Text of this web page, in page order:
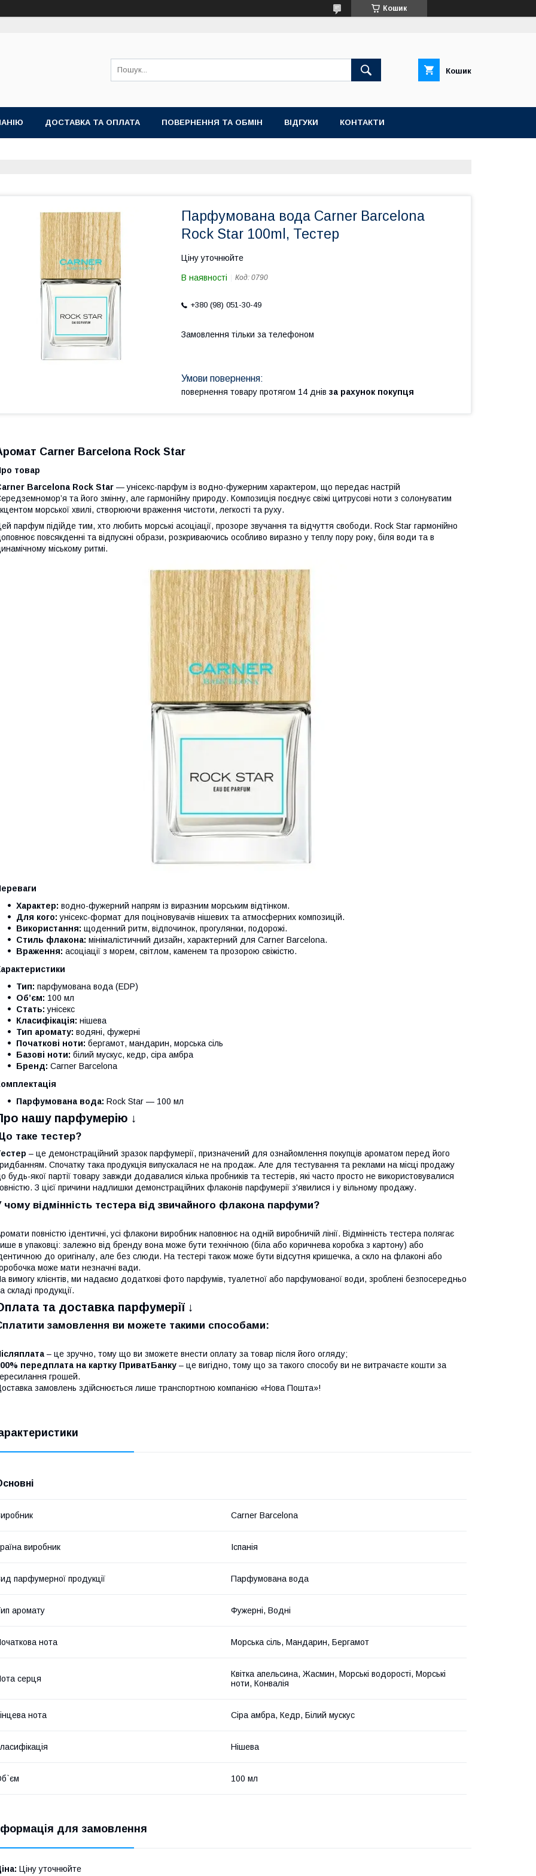
Кошик
Кошик
ДОСТАВКА ТА ОПЛАТА ПОВЕРНЕННЯ ТА ОБМІН ВІДГУКИ КОНТАКТИ
Парфумована вода Carner Barcelona
Rock Star 100ml, Тестер
Ціну уточнюйте
В наявності Код: 0790
+380 (98) 051-30-49
Замовлення тільки за телефоном
повернення товару протягом 14 днів за рахунок покупця
Carner Barcelona Rock Star
товар
Barcelona Rock Star — унісекс-парфум із водно-фужерним характером, що передає настрій
та його змінну, але гармонійну природу. Композиція поєднує свіжі цитрусові ноти з солонуватим
морської хвилі, створюючи враження чистоти, легкості та руху.
парфум підійде тим, хто любить морські асоціації, прозоре звучання та відчуття свободи. Rock Star гармонійно
повсякденні та відпускні образи, розкриваючись особливо виразно у теплу пору року, біля води та в
міському ритмі.
Характер: водно-фужерний напрям із виразним морським відтінком.
Для кого: унісекс-формат для поціновувачів нішевих та атмосферних композицій.
Використання: щоденний ритм, відпочинок, прогулянки, подорожі.
Стиль флакона: мінімалістичний дизайн, характерний для Carner Barcelona.
Враження: асоціації з морем, світлом, каменем та прозорою свіжістю.
Тип: парфумована вода (EDP)
Обʼєм: 100 мл
Стать: унісекс
Класифікація: нішева
Тип аромату: водяні, фужерні
Початкові ноти: бергамот, мандарин, морська сіль
Базові ноти: білий мускус, кедр, сіра амбра
Бренд: Carner Barcelona
Парфумована вода: Rock Star — 100 мл
нашу парфумерію ↓
таке тестер?
– це демонстраційний зразок парфумерії, призначений для ознайомлення покупців ароматом перед його
Спочатку така продукція випускалася не на продаж. Але для тестування та реклами на місці продажу
будь-якої партії товару завжди додавалися кілька пробників та тестерів, які часто просто не використовувалися
З цієї причини надлишки демонстраційних флаконів парфумерії з'явилися і у вільному продажу.
чому відмінність тестера від звичайного флакона парфуми?
повністю ідентичні, усі флакони виробник наповнює на одній виробничій лінії. Відмінність тестера полягає
в упаковці: залежно від бренду вона може бути технічною (біла або коричнева коробка з картону) або
до оригіналу, але без слюди. На тестері також може бути відсутня кришечка, а скло на флаконі або
може мати незначні вади.
вимогу клієнтів, ми надаємо додаткові фото парфумів, туалетної або парфумованої води, зроблені безпосередньо
складі продукції.
та доставка парфумерії ↓
замовлення ви можете такими способами:
– це зручно, тому що ви зможете внести оплату за товар після його огляду;
передплата на картку ПриватБанку – це вигідно, тому що за такого способу ви не витрачаєте кошти за
грошей.
замовлень здійснюється лише транспортною компанією «Нова Пошта»!
Carner Barcelona
виробник Іспанія
парфумерної продукції Парфумована вода
аромату Фужерні, Водні
нота Морська сіль, Мандарин, Бергамот
серця
Квітка апельсина, Жасмин, Морські водорості, Морські
ноти, Конвалія
нота Сіра амбра, Кедр, Білий мускус
Нішева
100 мл
для замовлення
Ціну уточнюйте